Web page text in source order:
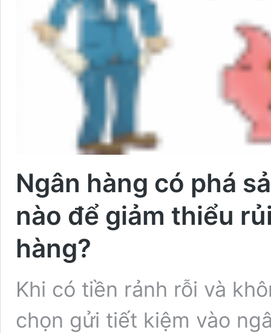
Ngân hàng có phá
nào để giảm thiểu
hàng?
Khi có tiền rảnh rỗi và
chọn gửi tiết kiệm vào